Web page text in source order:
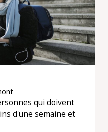
qui doivent
d'une semaine et